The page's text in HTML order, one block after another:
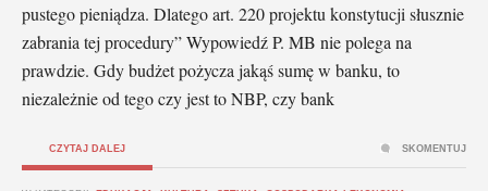
pustego pieniądza. Dlatego art. 220 projektu konstytucji słusznie
zabrania tej procedury” Wypowiedź P. MB nie polega na
prawdzie. Gdy budżet pożycza jakąś sumę w banku, to
niezależnie od tego czy jest to NBP, czy bank
CZYTAJ DALEJ SKOMENTUJ